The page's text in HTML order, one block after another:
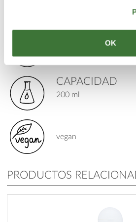
OK
TIPO DE
CAPACIDAD
200 ml
vegan
PRODUCTOS